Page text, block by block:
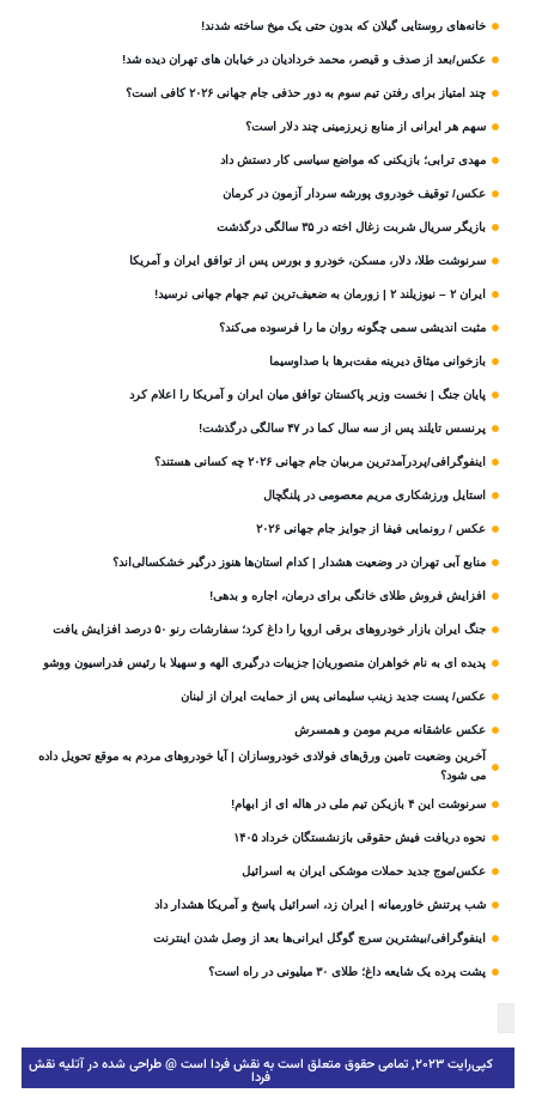
خانه‌های روستایی گیلان که بدون حتی یک میخ ساخته شدند!
عکس/بعد از صدف و قیصر، محمد خردادیان در خیابان های تهران دیده شد!
چند امتیاز برای رفتن تیم سوم به دور حذفی جام جهانی ۲۰۲۶ کافی است؟
سهم هر ایرانی از منابع زیرزمینی چند دلار است؟
مهدی ترابی؛ بازیکنی که مواضع سیاسی‌ کار دستش داد
عکس/ توقیف خودروی پورشه سردار آزمون در کرمان
بازیگر سریال شربت زغال‌ اخته در ۳۵ سالگی درگذشت
سرنوشت طلا، دلار، مسکن، خودرو و بورس پس از توافق ایران و آمریکا
ایران ۲ – نیوزیلند ۲ | زورمان به ضعیف‌ترین تیم جهام جهانی نرسید!
مثبت‌ اندیشی سمی چگونه روان ما را فرسوده می‌کند؟
بازخوانی میثاق دیرینه مفت‌برها با صداوسیما
پایان جنگ | نخست وزیر پاکستان توافق میان ایران و آمریکا را اعلام کرد
پرنسس تایلند پس از سه سال کما در ۴۷ سالگی درگذشت!
اینفوگرافی/پردرآمدترین مربیان جام جهانی ۲۰۲۶ چه کسانی هستند؟
استایل ورزشکاری مریم معصومی در پلنگچال
عکس / رونمایی فیفا از جوایز جام جهانی ۲۰۲۶
منابع آبی تهران در وضعیت هشدار | کدام استان‌ها هنوز درگیر خشکسالی‌اند؟
افزایش فروش طلای خانگی برای درمان، اجاره و بدهی!
جنگ ایران بازار خودروهای برقی اروپا را داغ کرد؛ سفارشات رنو ۵۰ درصد افزایش یافت
پدیده ای به نام خواهران منصوریان| جزییات درگیری الهه و سهیلا با رئیس فدراسیون ووشو
عکس/ پست جدید زینب سلیمانی پس از حمایت ایران از لبنان
عکس عاشقانه مریم مومن و همسرش
آخرین وضعیت تامین ورق‌های فولادی خودروسازان | آیا خودروهای مردم به موقع تحویل داده
می شود؟
سرنوشت این ۴ بازیکن تیم ملی در هاله ای از ابهام!
نحوه دریافت فیش حقوقی بازنشستگان خرداد ۱۴۰۵
عکس/موج جدید حملات موشکی ایران به اسرائیل
شب پرتنش خاورمیانه | ایران زد، اسرائیل پاسخ و آمریکا هشدار داد
اینفوگرافی/بیشترین سرچ گوگل ایرانی‌ها بعد از وصل شدن اینترنت
پشت پرده یک شایعه داغ؛ طلای ۳۰ میلیونی در راه است؟
کپی‌رایت ۲۰۲۳, تمامی حقوق متعلق است به نقش فردا است @ طراحی شده در آتلیه نقش
فردا